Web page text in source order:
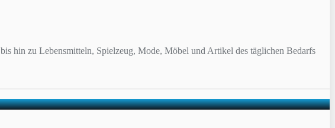
bis hin zu Lebensmitteln, Spielzeug, Mode, Möbel und Artikel des täglichen Bedarfs